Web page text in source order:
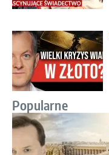
Popularne